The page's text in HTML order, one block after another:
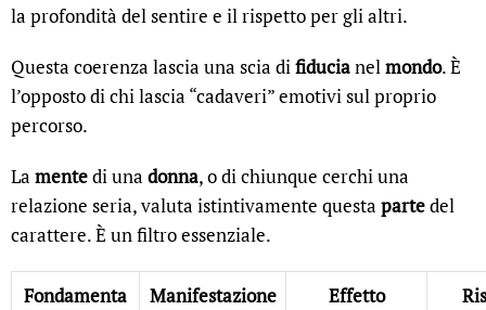
la profondità del sentire e il rispetto per gli altri.
Questa coerenza lascia una scia difiducianelmondo. È
l’opposto di chi lascia “cadaveri” emotivi sul proprio
percorso.
La mentedi una donna, o di chiunque cerchi una
relazione seria, valuta istintivamente questa partedel
carattere. È un filtro essenziale.
Fondamenta
Manifestazione
Effetto